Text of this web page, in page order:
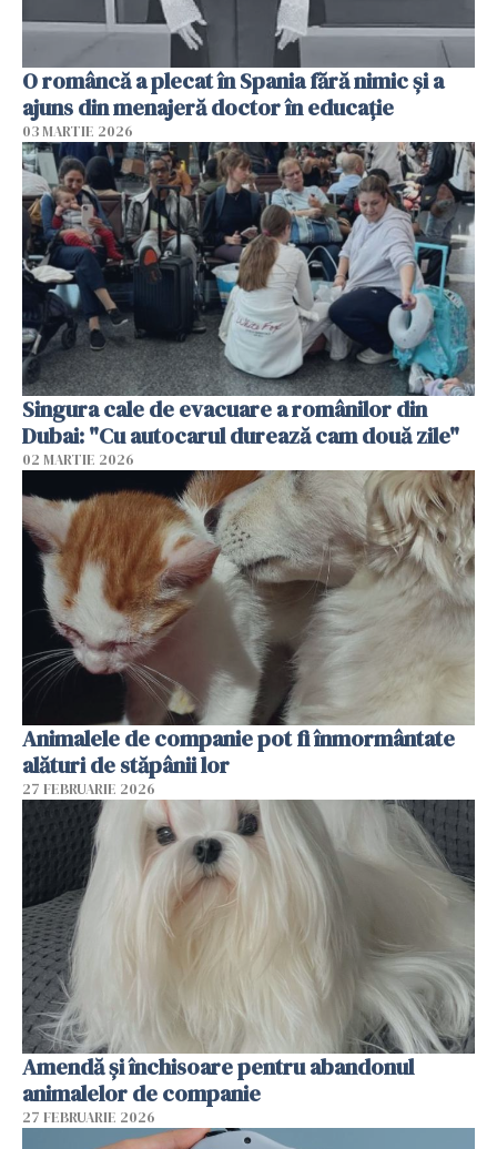
O româncă a plecat în Spania fără nimic și a
ajuns din menajeră doctor în educație
03 MARTIE 2026
Singura cale de evacuare a românilor din
Dubai: "Cu autocarul durează cam două zile"
02 MARTIE 2026
Animalele de companie pot fi înmormântate
alături de stăpânii lor
27 FEBRUARIE 2026
Amendă și închisoare pentru abandonul
animalelor de companie
27 FEBRUARIE 2026